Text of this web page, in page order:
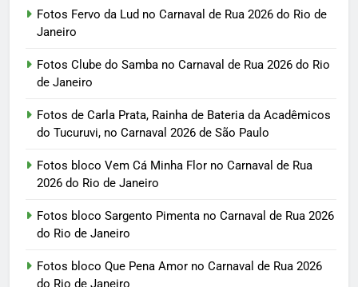
Fotos Fervo da Lud no Carnaval de Rua 2026 do Rio de
Janeiro
Fotos Clube do Samba no Carnaval de Rua 2026 do Rio
de Janeiro
Fotos de Carla Prata, Rainha de Bateria da Acadêmicos
do Tucuruvi, no Carnaval 2026 de São Paulo
Fotos bloco Vem Cá Minha Flor no Carnaval de Rua
2026 do Rio de Janeiro
Fotos bloco Sargento Pimenta no Carnaval de Rua 2026
do Rio de Janeiro
Fotos bloco Que Pena Amor no Carnaval de Rua 2026
do Rio de Janeiro